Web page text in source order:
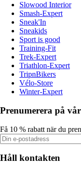
Slowood Interior
Smash-Expert
Sneak'In
Sneakids
Sport is good
Training-Fit
Trek-Expert
Triathlon-Expert
TripnBikers
Vélo-Store
Winter-Expert
Prenumerera på
Få 10 % rabatt när du
Håll kontakten